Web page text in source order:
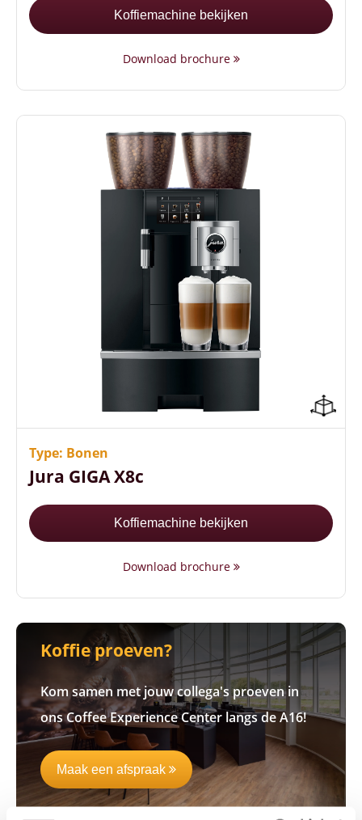
Koffiemachine bekijken
Download brochure
32 keuzemogelijkheden in dranken
Vaste wateraansluiting
4.3 inch touchscreen kleurendisplay
Type: Bonen
Jura GIGA X8c
Koffiemachine bekijken
Download brochure
Koffie proeven?
Kom samen met jouw collega's proeven in
ons Coffee Experience Center langs de A16!
Maak een afspraak